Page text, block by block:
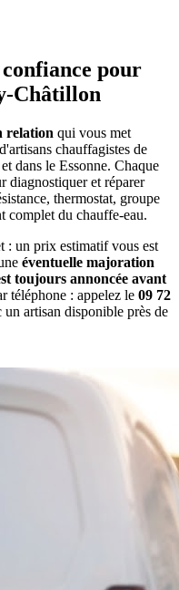
pour
Châtillon
relation qui vous met
chauffagistes de
dans le Essonne. Chaque
diagnostiquer et réparer
thermostat, groupe
complet du chauffe-eau.
: un prix estimatif vous est
éventuelle majoration
toujours annoncée avant
téléphone : appelez le 09 72
artisan disponible près de